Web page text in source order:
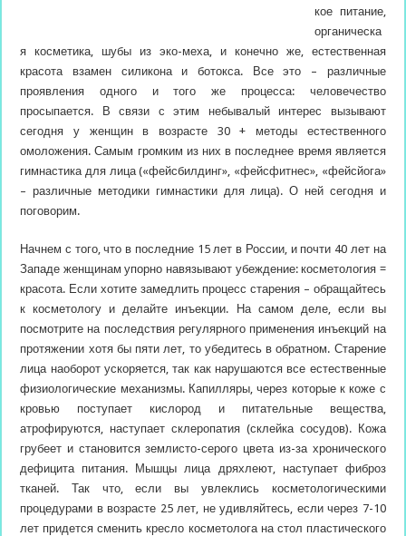
кое питание,
органическа
я косметика, шубы из эко-меха, и конечно же, естественная
красота взамен силикона и ботокса. Все это – различные
проявления одного и того же процесса: человечество
просыпается.
В связи с этим небывалый интерес вызывают
сегодня у женщин в возрасте 30 + методы естественного
омоложения. Самым громким из них в последнее время является
гимнастика для лица («фейсбилдинг», «фейсфитнес», «фейсйога»
– различные методики гимнастики для лица). О ней сегодня и
поговорим.
Начнем с того, что в последние 15 лет в России, и почти 40 лет на
Западе женщинам упорно навязывают убеждение: косметология =
красота. Если хотите замедлить процесс старения – обращайтесь
к косметологу и делайте инъекции. На самом деле, если вы
посмотрите на последствия регулярного применения инъекций на
протяжении хотя бы пяти лет, то убедитесь в обратном. Старение
лица наоборот ускоряется, так как нарушаются все естественные
физиологические механизмы. Капилляры, через которые к коже с
кровью поступает кислород и питательные вещества,
атрофируются, наступает склеропатия (склейка сосудов). Кожа
грубеет и становится землисто-серого цвета из-за хронического
дефицита питания. Мышцы лица дряхлеют, наступает фиброз
тканей. Так что, если вы увлеклись косметологическими
процедурами в возрасте 25 лет, не удивляйтесь, если через 7-10
лет придется сменить кресло косметолога на стол пластического